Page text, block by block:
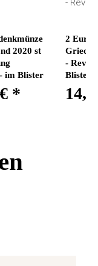
2020 st
im Blister
*
2 Euro
-
Blister